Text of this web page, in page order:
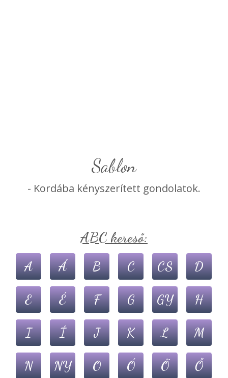
sablon
- Kordába kényszerített gondolatok.
ABC kereső:
A Á B C CS D
E É F G GY H
I Í J K L M
N NY O Ó Ö Ő